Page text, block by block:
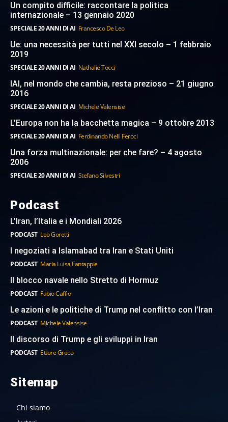
Un compito difficile: raccontare la politica
internazionale – 13 gennaio 2020
SPECIALE 20 ANNI DI AI Francesco De Leo
Ue: una necessità per tutti nel XXI secolo – 1 febbraio
2019
SPECIALE 20 ANNI DI AI Nathalie Tocci
IAI, nel mondo che cambia, resta prezioso – 21 giugno
2016
SPECIALE 20 ANNI DI AI Michele Valensise
L’Europa non ha la bacchetta magica – 9 ottobre 2013
SPECIALE 20 ANNI DI AI Ferdinando Nelli Feroci
Una forza multinazionale: per che fare? – 4 agosto
2006
SPECIALE 20 ANNI DI AI Stefano Silvestri
Podcast
L’Iran, l’Italia e i Mondiali 2026
PODCAST Leo Goretti
I negoziati a Islamabad tra Iran e Stati Uniti
PODCAST Maria Luisa Fantappie
Il blocco navale nello Stretto di Hormuz
PODCAST Fabio Caffio
Le azioni e le politiche di Trump nel conflitto con l’Iran
PODCAST Michele Valensise
Il discorso di Trump e gli sviluppi in Iran
PODCAST Ettore Greco
Sitemap
Chi siamo